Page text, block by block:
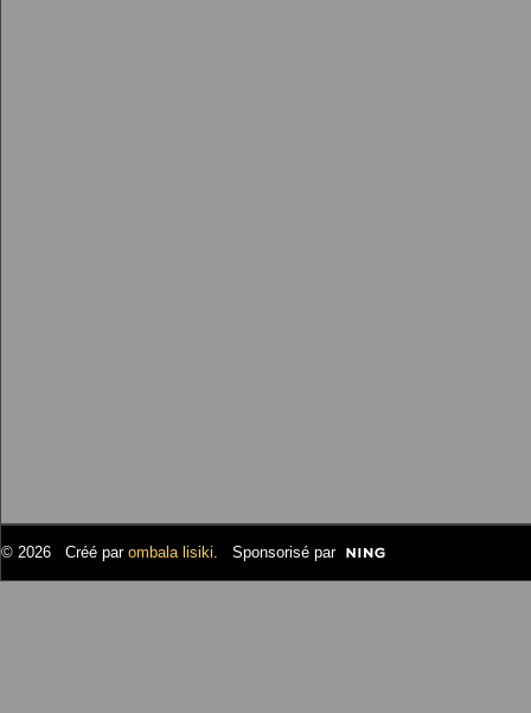
© 2026 Créé par ombala lisiki. Sponsorisé par